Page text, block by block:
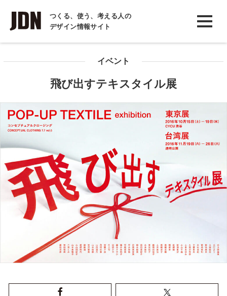
つくる、使う、考える人の
デザイン情報サイト
INTERVIEW
インタビュー
コラム
イベント
飛び出すテキスタイル展